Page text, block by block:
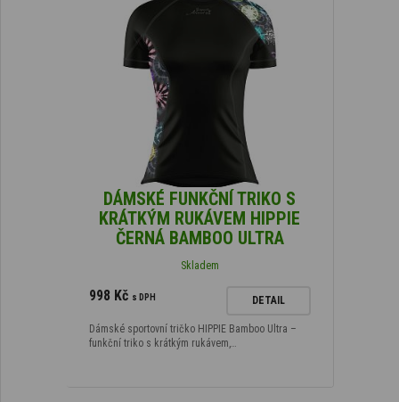
DÁMSKÉ FUNKČNÍ TRIKO S
KRÁTKÝM RUKÁVEM HIPPIE
ČERNÁ BAMBOO ULTRA
Skladem
998 Kč s DPH DETAIL
Dámské sportovní tričko HIPPIE Bamboo Ultra –
funkční triko s krátkým rukávem,…